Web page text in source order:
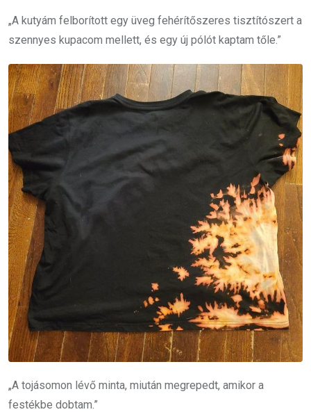
„A kutyám felborított egy üveg fehérítőszeres tisztítószert a
szennyes kupacom mellett, és egy új pólót kaptam tőle.”
„A tojásomon lévő minta, miután megrepedt, amikor a
festékbe dobtam.”